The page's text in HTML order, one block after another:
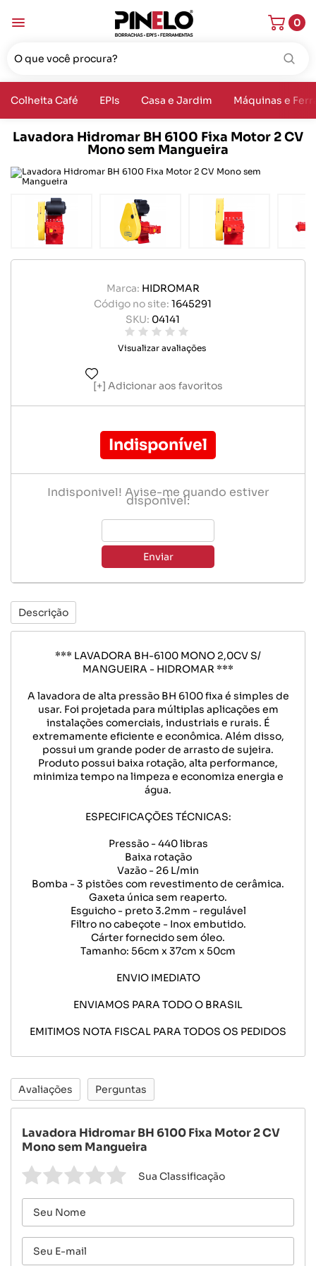
0
Colheita Café EPIs Casa e Jardim Máquinas e
Lavadora Hidromar BH 6100 Fixa Motor 2 CV
Mono sem Mangueira
Marca: HIDROMAR
Código no site: 1645291
SKU: 04141
Visualizar avaliações
Adicionar aos favoritos
Indisponível
Indisponível! Avise-me quando estiver
disponível:
Enviar
Descrição
*** LAVADORA BH-6100 MONO 2,0CV S/
MANGUEIRA - HIDROMAR ***
A lavadora de alta pressão BH 6100 fixa é simples de
usar. Foi projetada para múltiplas aplicações em
instalações comerciais, industriais e rurais. É
extremamente eficiente e econômica. Além disso,
possui um grande poder de arrasto de sujeira.
Produto possui baixa rotação, alta performance,
minimiza tempo na limpeza e economiza energia e
água.
ESPECIFICAÇÕES TÉCNICAS:
Pressão - 440 libras
Baixa rotação
Vazão - 26 L/min
Bomba - 3 pistões com revestimento de cerâmica.
Gaxeta única sem reaperto.
Esguicho - preto 3.2mm - regulável
Filtro no cabeçote - Inox embutido.
Cárter fornecido sem óleo.
Tamanho: 56cm x 37cm x 50cm
ENVIO IMEDIATO
ENVIAMOS PARA TODO O BRASIL
EMITIMOS NOTA FISCAL PARA TODOS OS PEDIDOS
Avaliações Perguntas
Lavadora Hidromar BH 6100 Fixa Motor 2 CV
Mono sem Mangueira
Sua Classificação